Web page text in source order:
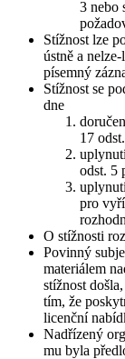
3 nebo
Stížnost lze
ústně a
písemný
Stížnost se
dne
17
odst. 5
pro
O stížnosti
Povinný
materiálem
stížnost
tím, že
licenční
Nadřízený
mu byla